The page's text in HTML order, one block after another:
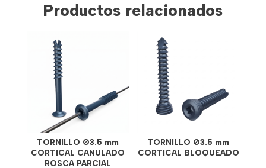
Productos relacionados
TORNILLO Ø3.5 mm
CORTICAL CANULADO
ROSCA PARCIAL
TORNILLO Ø3.5 mm
CORTICAL BLOQUEADO